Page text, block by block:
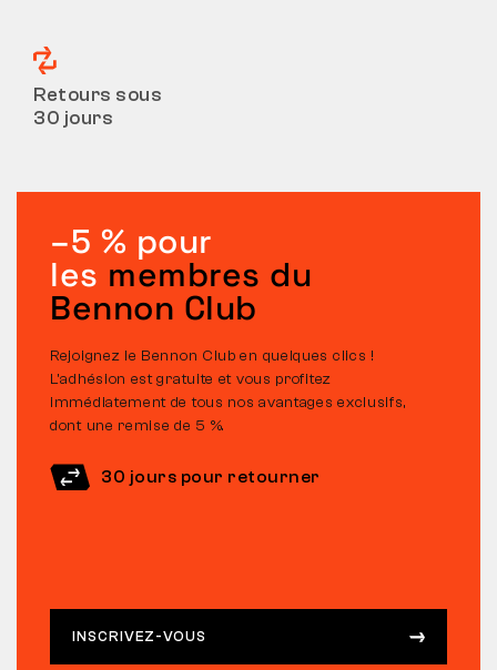
Retours sous
30 jours
–5 % pour
les membres du
Bennon Club
Rejoignez le Bennon Club en quelques clics !
L’adhésion est gratuite et vous profitez
immédiatement de tous nos avantages exclusifs,
dont une remise de 5 %.
30 jours pour retourner
INSCRIVEZ-VOUS